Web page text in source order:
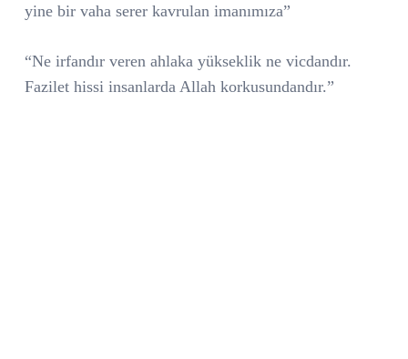
yine bir vaha serer kavrulan imanımıza”
“Ne irfandır veren ahlaka yükseklik ne vicdandır.
Fazilet hissi insanlarda Allah korkusundandır.”